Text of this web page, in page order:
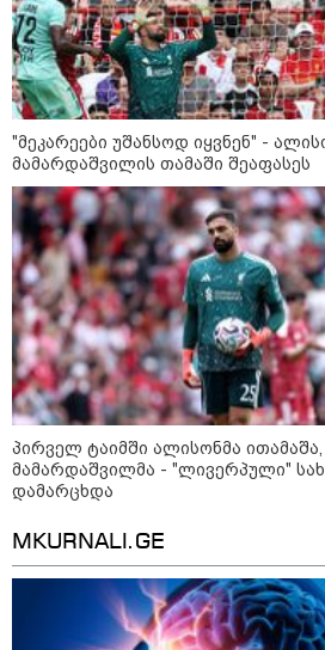
აგვისტო
აგვისტო
უნდა
დადგომამდე
ფული ამ
ხელში
როგორ
შემდეგ:
"მეკარეები უშანსოდ იყვნენ" -
მამარდაშვილის თამაში შეაფასეს
პირველ ტაიმში ალისონმა
მამარდაშვილმა - "ლივერპული"
დამარცხდა
MKURNALI.GE